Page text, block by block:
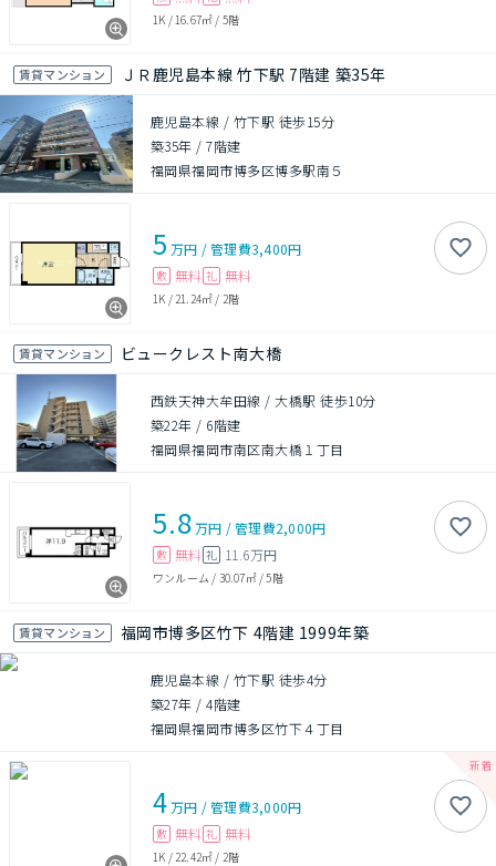
1K / 16.67㎡ / 5階
賃貸マンション ＪＲ鹿児島本線 竹下駅 7階建 築35年
鹿児島本線 / 竹下駅 徒歩15分
築35年 /7階建
福岡県福岡市博多区博多駅南５
5 万円 /管理費3,400円
敷 無料 礼 無料
1K / 21.24㎡ / 2階
賃貸マンション ビュークレスト南大橋
西鉄天神大牟田線 / 大橋駅 徒歩10分
築22年 / 6階建
福岡県福岡市南区南大橋１丁目
5.8万円 /管理費2,000円
敷 無料 礼 11.6万円
ワンルーム / 30.07㎡/5階
賃貸マンション 福岡市博多区竹下 4階建 1999年築
鹿児島本線 / 竹下駅 徒歩4分
築27年 /4階建
福岡県福岡市博多区竹下４丁目
4万円 /管理費3,000円
敷 無料 礼 無料
1K / 22.42㎡ / 2階